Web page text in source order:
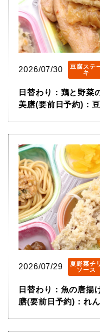
2026/07/30
豆腐ステ
キ
日替わり：鶏と野菜
美膳(要前日予約)：
2026/07/29
夏野菜チ
ソース
日替わり：魚の唐揚
膳(要前日予約)：れ